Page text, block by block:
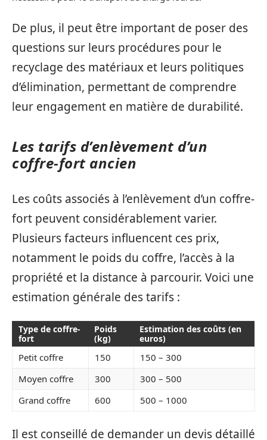
De plus, il peut être important de poser des
questions sur leurs procédures pour le
recyclage des matériaux et leurs politiques
d’élimination, permettant de comprendre
leur engagement en matière de durabilité.
Les tarifs d’enlèvement d’un
coffre-fort ancien
Les coûts associés à l’enlèvement d’un coffre-
fort peuvent considérablement varier.
Plusieurs facteurs influencent ces prix,
notamment le poids du coffre, l’accès à la
propriété et la distance à parcourir. Voici une
estimation générale des tarifs :
Type de coffre-
fort
Poids
(kg)
Estimation des coûts (en
euros)
Petit coffre 150
150 – 300
Moyen coffre
300
300 – 500
Grand coffre
600 500 – 1000
Il est conseillé de demander un devis détaillé